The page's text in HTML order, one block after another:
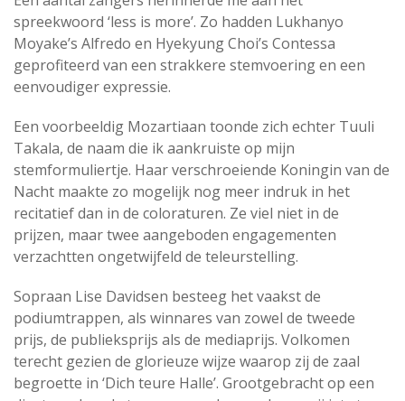
spreekwoord ‘less is more’. Zo hadden Lukhanyo
Moyake’s Alfredo en Hyekyung Choi’s Contessa
geprofiteerd van een strakkere stemvoering en een
eenvoudiger expressie.
Een voorbeeldig Mozartiaan toonde zich echter Tuuli
Takala, de naam die ik aankruiste op mijn
stemformuliertje. Haar verschroeiende Koningin van de
Nacht maakte zo mogelijk nog meer indruk in het
recitatief dan in de coloraturen. Ze viel niet in de
prijzen, maar twee aangeboden engagementen
verzachtten ongetwijfeld de teleurstelling.
Sopraan Lise Davidsen besteeg het vaakst de
podiumtrappen, als winnares van zowel de tweede
prijs, de publieksprijs als de mediaprijs. Volkomen
terecht gezien de glorieuze wijze waarop zij de zaal
begroette in ‘Dich teure Halle’. Grootgebracht op een